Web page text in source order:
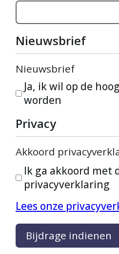
Nieuwsbrief
Nieuwsbrief
Ja, ik wil op de
worden
Privacy
Akkoord
Ik ga akkoord met
privacyverklaring
Lees onze
Bijdrage indienen